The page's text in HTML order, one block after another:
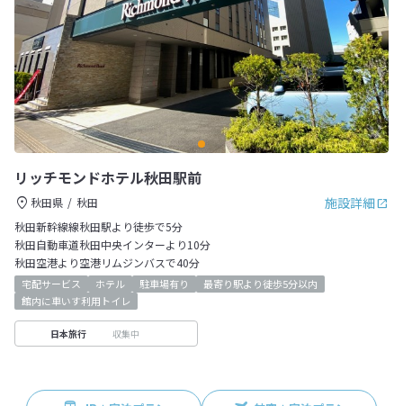
リッチモンドホテル秋田駅前
施設詳細
秋田県
秋田
秋田新幹線線秋田駅より徒歩で5分
秋田自動車道秋田中央インターより10分
秋田空港より空港リムジンバスで40分
宅配サービス ホテル 駐車場有り
最寄り駅より徒歩5分以内
館内に車いす利用トイレ
日本旅行 収集中